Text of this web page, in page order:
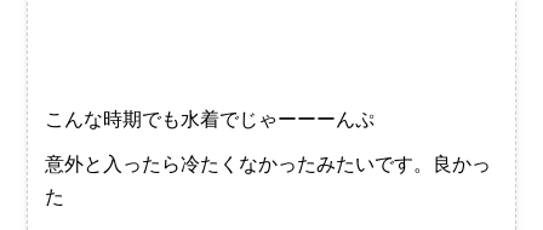
こんな時期でも水着でじゃーーーんぷ
意外と入ったら冷たくなかったみたいです。良かっ
た